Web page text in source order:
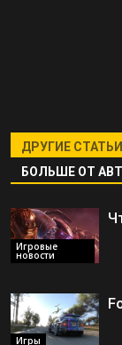
ДРУГИЕ СТАТЬИ
БОЛЬШЕ ОТ
Игровые
новости
Игры